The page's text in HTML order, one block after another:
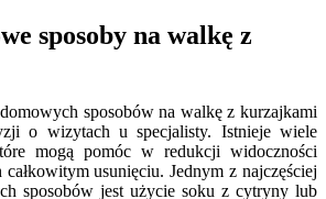
sposoby na walkę z
sposobów na walkę z kurzajkami
o wizytach u specjalisty. Istnieje wiele
mogą pomóc w redukcji widoczności
usunięciu. Jednym z najczęściej
sposobów jest użycie soku z cytryny lub